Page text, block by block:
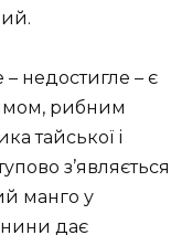
– недостигле – є
рибним
тайської і
з’являється
манго у
дає